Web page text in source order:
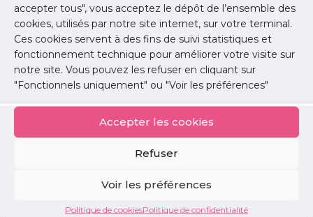
accepter tous", vous acceptez le dépôt de l’ensemble des
cookies, utilisés par notre site internet, sur votre terminal.
Ces cookies servent à des fins de suivi statistiques et
fonctionnement technique pour améliorer votre visite sur
notre site. Vous pouvez les refuser en cliquant sur
"Fonctionnels uniquement" ou "Voir les préférences"
Accepter les cookies
Refuser
Voir les préférences
Politique de cookiesPolitique de confidentialité
Publié le : 30 septembre 2024
Partager cet article :
annonces